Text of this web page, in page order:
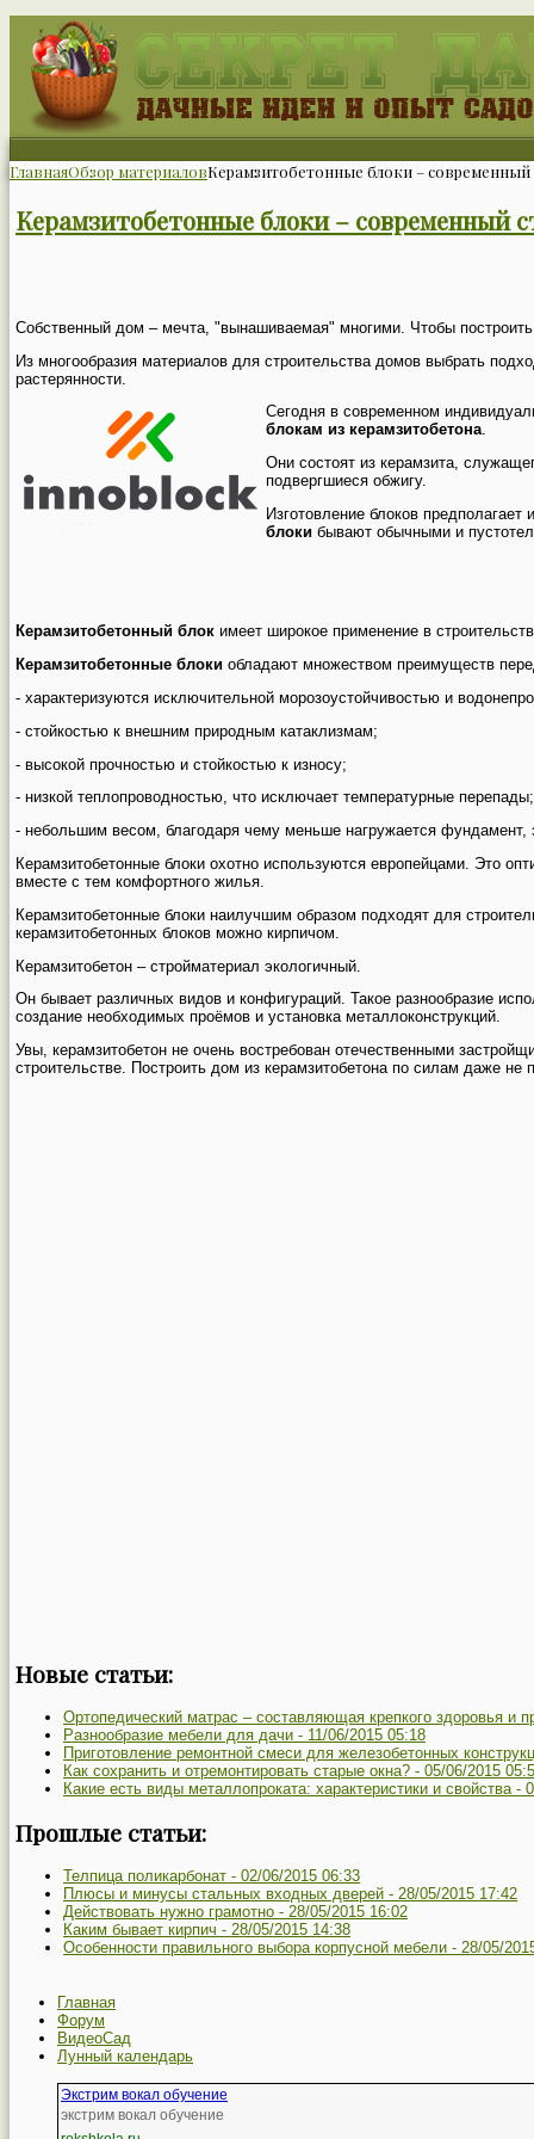
ГлавнаяОбзор материаловКерамзитобетонные блоки –
Керамзитобетонные блоки – современный
Собственный дом – мечта, "вынашиваемая" многими. Чтобы
Из многообразия материалов для строительства домов выбрать
растерянности.
Сегодня в современном
блокам из керамзитобетона.
Они состоят из керамзита,
подвергшиеся обжигу.
Изготовление блоков
блоки бывают обычными и
Керамзитобетонный блок имеет широкое применение в
Керамзитобетонные блоки обладают множеством преимуществ
- характеризуются исключительной морозоустойчивостью и
- стойкостью к внешним природным катаклизмам;
- высокой прочностью и стойкостью к износу;
- низкой теплопроводностью, что исключает температурные перепады;
- небольшим весом, благодаря чему меньше нагружается фундамент,
Керамзитобетонные блоки охотно используются европейцами. Это
вместе с тем комфортного жилья.
Керамзитобетонные блоки наилучшим образом подходят для
керамзитобетонных блоков можно кирпичом.
Керамзитобетон – стройматериал экологичный.
Он бывает различных видов и конфигураций. Такое разнообразие
создание необходимых проёмов и установка металлоконструкций.
Увы, керамзитобетон не очень востребован отечественными
строительстве. Построить дом из керамзитобетона по силам даже не
Новые статьи:
Ортопедический матрас – составляющая крепкого здоровья и
Разнообразие мебели для дачи - 11/06/2015 05:18
Приготовление ремонтной смеси для железобетонных
Как сохранить и отремонтировать старые окна? - 05/06/2015
Какие есть виды металлопроката: характеристики и свойства -
Прошлые статьи:
Телпица поликарбонат - 02/06/2015 06:33
Плюсы и минусы стальных входных дверей - 28/05/2015 17:42
Действовать нужно грамотно - 28/05/2015 16:02
Каким бывает кирпич - 28/05/2015 14:38
Особенности правильного выбора корпусной мебели - 28/05/
Главная
Форум
ВидеоСад
Лунный календарь
Экстрим вокал обучение
экстрим вокал обучение